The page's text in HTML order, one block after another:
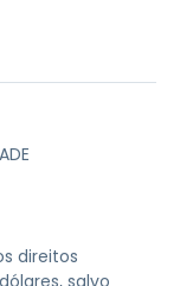
direitos
salvo